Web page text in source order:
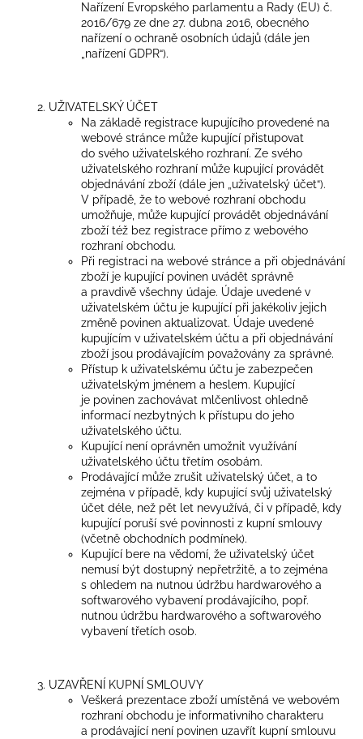
Nařízení Evropského parlamentu a Rady (EU) č.
2016/679 ze dne 27. dubna 2016, obecného
nařízení o ochraně osobních údajů (dále jen
„nařízení GDPR“).
UŽIVATELSKÝ ÚČET
Na základě registrace kupujícího provedené na
webové stránce může kupující přistupovat
do svého uživatelského rozhraní. Ze svého
uživatelského rozhraní může kupující provádět
objednávání zboží (dále jen „uživatelský účet“).
V případě, že to webové rozhraní obchodu
umožňuje, může kupující provádět objednávání
zboží též bez registrace přímo z webového
rozhraní obchodu.
Při registraci na webové stránce a při objednávání
zboží je kupující povinen uvádět správně
a pravdivě všechny údaje. Údaje uvedené v
uživatelském účtu je kupující při jakékoliv jejich
změně povinen aktualizovat. Údaje uvedené
kupujícím v uživatelském účtu a při objednávání
zboží jsou prodávajícím považovány za správné.
Přístup k uživatelskému účtu je zabezpečen
uživatelským jménem a heslem. Kupující
je povinen zachovávat mlčenlivost ohledně
informací nezbytných k přístupu do jeho
uživatelského účtu.
Kupující není oprávněn umožnit využívání
uživatelského účtu třetím osobám.
Prodávající může zrušit uživatelský účet, a to
zejména v případě, kdy kupující svůj uživatelský
účet déle, než pět let nevyužívá, či v případě, kdy
kupující poruší své povinnosti z kupní smlouvy
(včetně obchodních podmínek).
Kupující bere na vědomí, že uživatelský účet
nemusí být dostupný nepřetržitě, a to zejména
s ohledem na nutnou údržbu hardwarového a
softwarového vybavení prodávajícího, popř.
nutnou údržbu hardwarového a softwarového
vybavení třetích osob.
UZAVŘENÍ KUPNÍ SMLOUVY
Veškerá prezentace zboží umístěná ve webovém
rozhraní obchodu je informativního charakteru
a prodávající není povinen uzavřít kupní smlouvu